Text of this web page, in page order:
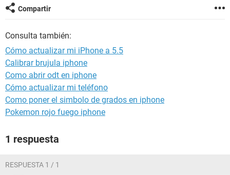
Compartir
Consulta también:
Cómo actualizar mi iPhone a 5.5
Calibrar brujula iphone
Como abrir odt en iphone
Cómo actualizar mi teléfono
Como poner el simbolo de grados en iphone
Pokemon rojo fuego iphone
1 respuesta
RESPUESTA 1 / 1